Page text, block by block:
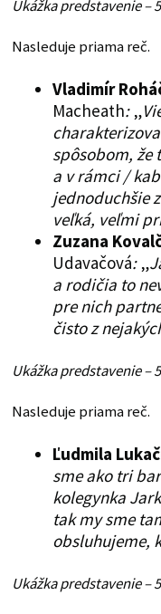
Ukážka predstavenie –
Nasleduje priama reč.
Vladimír
Macheath:„
spôsobom, že
a v rámci /
jednoduchšie
veľká, veľmi
Zuzana
Udavačová:„
a rodičia to
pre nich
čisto z
Ukážka predstavenie –
Nasleduje priama reč.
Ľudmila
sme ako tri
kolegynka
tak my sme
obsluhujeme,
Ukážka predstavenie –